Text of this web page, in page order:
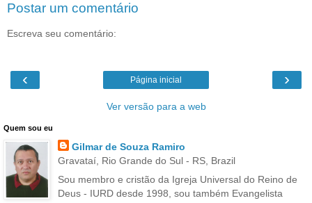
Postar um comentário
Escreva seu comentário:
‹ ›
Página inicial
Ver versão para a web
Quem sou eu
Gilmar de Souza Ramiro
Gravataí, Rio Grande do Sul - RS, Brazil
Sou membro e cristão da Igreja Universal do Reino de
Deus - IURD desde 1998, sou também Evangelista